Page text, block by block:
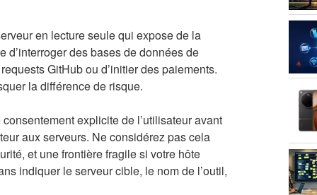
en lecture seule qui expose de la
d’interroger des bases de données de
GitHub ou d’initier des paiements.
la différence de risque.
explicite de l’utilisateur avant
aux serveurs. Ne considérez pas cela
et une frontière fragile si votre hôte
indiquer le serveur cible, le nom de l’outil,